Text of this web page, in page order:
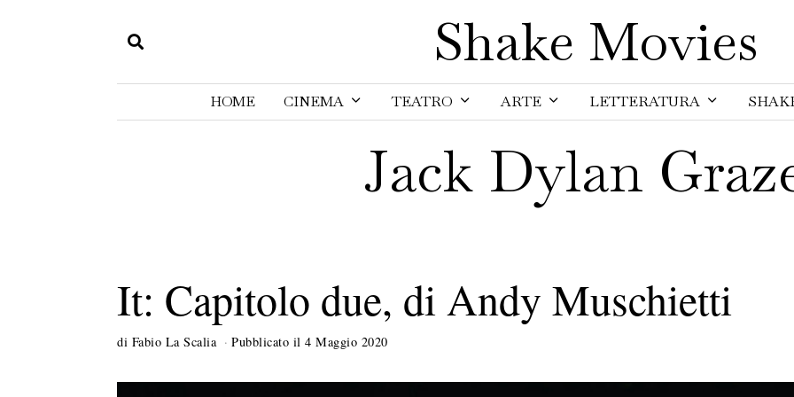
Shake Movies
HOME CINEMA TEATRO ARTE LETTERATURA
Jack Dylan
It: Capitolo due, di Andy Muschietti
di Fabio La Scalia Pubblicato il 4 Maggio 2020